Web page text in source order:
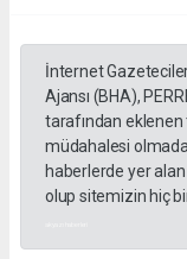
İnternet
Ajansı (BHA),
tarafından
müdahalesi
haberlerde yer
olup sitemizin hiç